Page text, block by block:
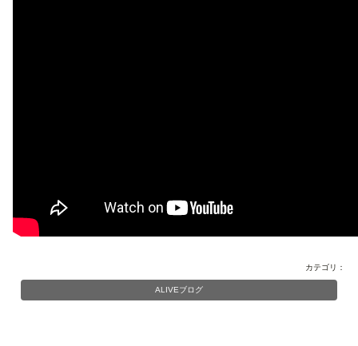
カテゴリ：
ALIVEブログ